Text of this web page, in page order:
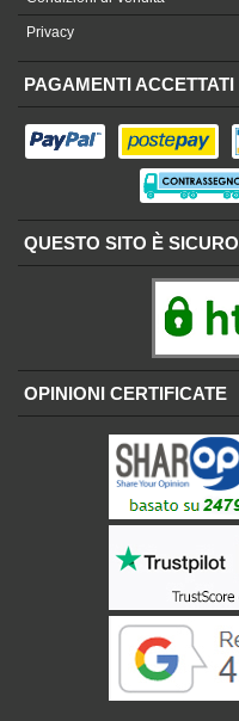
Privacy
PAGAMENTI ACCETTATI
QUESTO SITO È SICURO
OPINIONI CERTIFICATE